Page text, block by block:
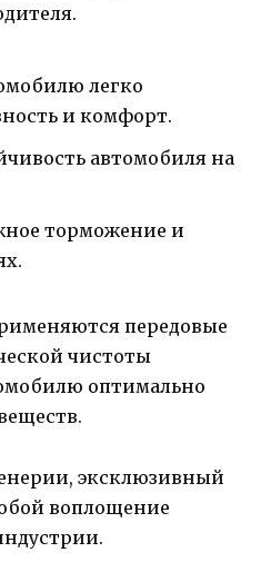
легко
и комфорт.
автомобиля на
торможение и
передовые
чистоты
оптимально
эксклюзивный
воплощение